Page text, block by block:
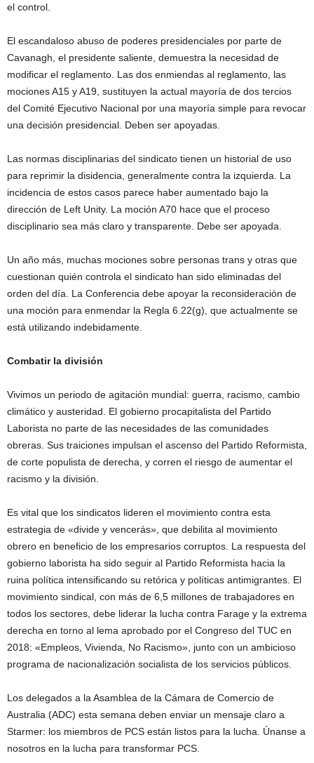
el control.
El escandaloso abuso de poderes presidenciales por parte de
Cavanagh, el presidente saliente, demuestra la necesidad de
modificar el reglamento. Las dos enmiendas al reglamento, las
mociones A15 y A19, sustituyen la actual mayoría de dos tercios
del Comité Ejecutivo Nacional por una mayoría simple para revocar
una decisión presidencial. Deben ser apoyadas.
Las normas disciplinarias del sindicato tienen un historial de uso
para reprimir la disidencia, generalmente contra la izquierda. La
incidencia de estos casos parece haber aumentado bajo la
dirección de Left Unity. La moción A70 hace que el proceso
disciplinario sea más claro y transparente. Debe ser apoyada.
Un año más, muchas mociones sobre personas trans y otras que
cuestionan quién controla el sindicato han sido eliminadas del
orden del día. La Conferencia debe apoyar la reconsideración de
una moción para enmendar la Regla 6.22(g), que actualmente se
está utilizando indebidamente.
Combatir la división
Vivimos un periodo de agitación mundial: guerra, racismo, cambio
climático y austeridad. El gobierno procapitalista del Partido
Laborista no parte de las necesidades de las comunidades
obreras. Sus traiciones impulsan el ascenso del Partido Reformista,
de corte populista de derecha, y corren el riesgo de aumentar el
racismo y la división.
Es vital que los sindicatos lideren el movimiento contra esta
estrategia de «divide y vencerás», que debilita al movimiento
obrero en beneficio de los empresarios corruptos. La respuesta del
gobierno laborista ha sido seguir al Partido Reformista hacia la
ruina política intensificando su retórica y políticas antimigrantes. El
movimiento sindical, con más de 6,5 millones de trabajadores en
todos los sectores, debe liderar la lucha contra Farage y la extrema
derecha en torno al lema aprobado por el Congreso del TUC en
2018: «Empleos, Vivienda, No Racismo», junto con un ambicioso
programa de nacionalización socialista de los servicios públicos.
Los delegados a la Asamblea de la Cámara de Comercio de
Australia (ADC) esta semana deben enviar un mensaje claro a
Starmer: los miembros de PCS están listos para la lucha. Únanse a
nosotros en la lucha para transformar PCS.